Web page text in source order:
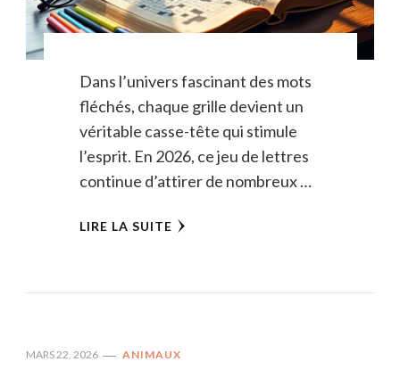
Dans l’univers fascinant des mots
fléchés, chaque grille devient un
véritable casse-tête qui stimule
l’esprit. En 2026, ce jeu de lettres
continue d’attirer de nombreux …
LIRE LA SUITE
MARS 22, 2026 ANIMAUX